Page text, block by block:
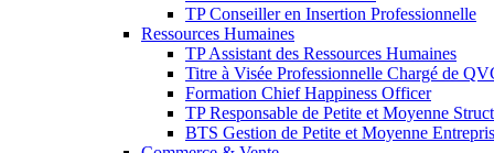
TP Conseiller en Insertion Professionnelle
Ressources Humaines
TP Assistant des Ressources Humaines
Titre à Visée Professionnelle Chargé de
Formation Chief Happiness Officer
TP Responsable de Petite et Moyenne
BTS Gestion de Petite et Moyenne